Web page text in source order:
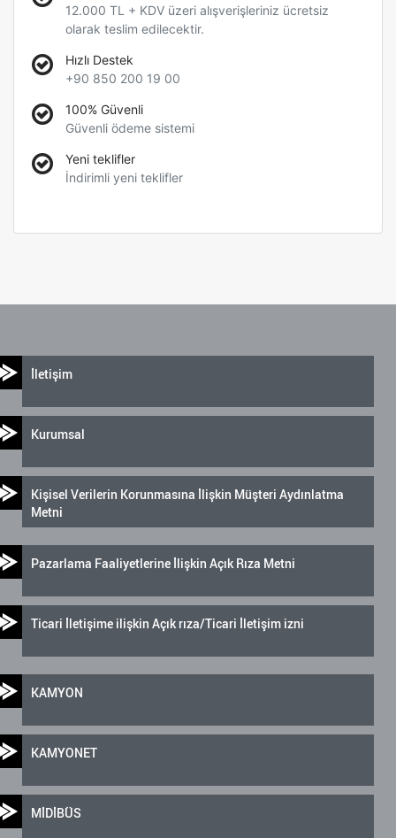
12.000 TL + KDV üzeri alışverişleriniz ücretsiz
olarak teslim edilecektir.
Hızlı Destek
+90 850 200 19 00
100% Güvenli
Güvenli ödeme sistemi
Yeni teklifler
İndirimli yeni teklifler
İletişim
Kurumsal
Kişisel Verilerin Korunmasına İlişkin Müşteri Aydınlatma
Metni
Pazarlama Faaliyetlerine İlişkin Açık Rıza Metni
Ticari İletişime ilişkin Açık rıza/Ticari İletişim izni
KAMYON
KAMYONET
MİDİBÜS